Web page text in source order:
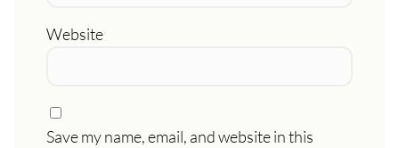
Website
Save my name, email, and website in this